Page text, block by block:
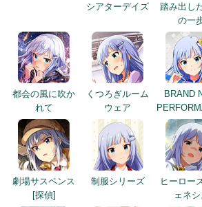
シアターデイズ
踏み出し
の一
都会の風に吹か
れて
くつろぎルーム
ウェア
BRAND
劇場サスペンス
[探偵]
制服シリーズ
ヒーロー
ェネシ